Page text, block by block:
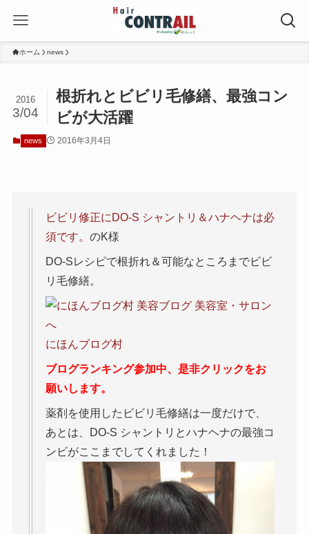
ホーム news
根折れとビビリ毛修繕、最強コン
ビが大活躍
2016
3/04
news 2016年3月4日
ビビリ修正にDO-S シャントリ＆ハナヘナは必
須です。 のK様
DO-Sレシピで根折れ＆可能なところまでビビ
リ毛修繕。
にほんブログ村
ブログランキング参加中、是非クリックをお
願いします。
薬剤を使用したビビリ毛修繕は一度だけで、
あとは、DO-S シャントリとハナヘナの最強コ
ンビがここまでしてくれました！